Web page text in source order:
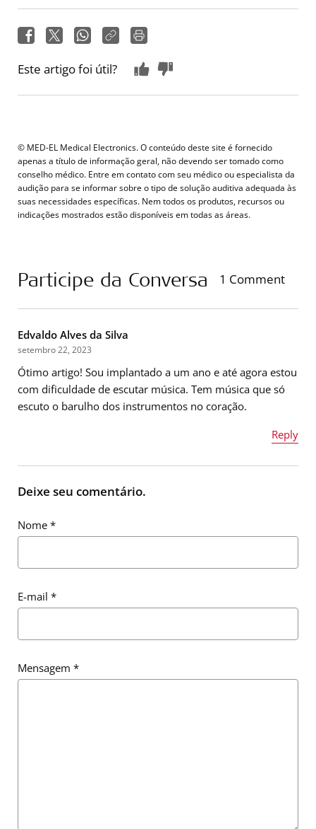
Este artigo foi útil?
© MED-EL Medical Electronics. O conteúdo deste site é fornecido
apenas a título de informação geral, não devendo ser tomado como
conselho médico. Entre em contato com seu médico ou especialista da
audição para se informar sobre o tipo de solução auditiva adequada às
suas necessidades específicas. Nem todos os produtos, recursos ou
indicações mostrados estão disponíveis em todas as áreas.
Participe da Conversa 1 Comment
Edvaldo Alves da Silva
setembro 22, 2023
Ótimo artigo! Sou implantado a um ano e até agora estou
com dificuldade de escutar música. Tem música que só
escuto o barulho dos instrumentos no coração.
Reply
E-mail *
Mensagem
Deixe seu comentário.
Nome *
E-mail *
Mensagem *